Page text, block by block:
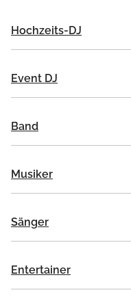
Hochzeits-DJ
Event DJ
Band
Musiker
Sänger
Entertainer